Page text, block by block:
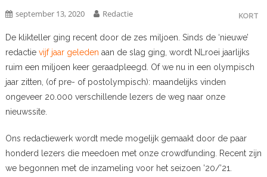
KORT
september 13, 2020 Redactie
De klikteller ging recent door de zes miljoen. Sinds de ‘nieuwe’
redactie vijf jaar geleden aan de slag ging, wordt NLroei jaarlijks
ruim een miljoen keer geraadpleegd. Of we nu in een olympisch
jaar zitten, (of pre- of postolympisch): maandelijks vinden
ongeveer 20.000 verschillende lezers de weg naar onze
nieuwssite.
Ons redactiewerk wordt mede mogelijk gemaakt door de paar
honderd lezers die meedoen met onze crowdfunding. Recent zijn
we begonnen met de inzameling voor het seizoen ’20/’21.